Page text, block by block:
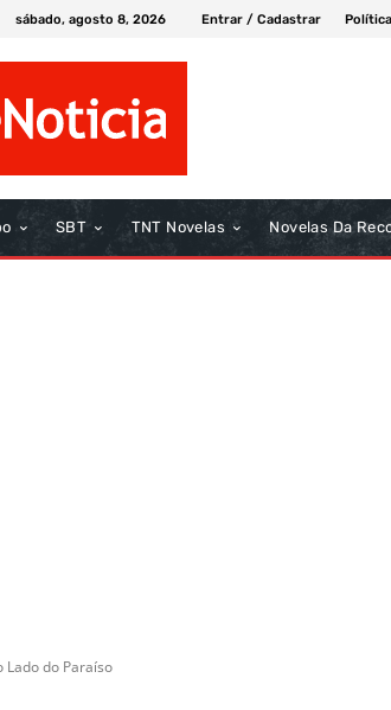
sábado, agosto 8, 2026 Entrar / Cadastrar
SBT TNT Novelas Novelas Da
Lado do Paraíso